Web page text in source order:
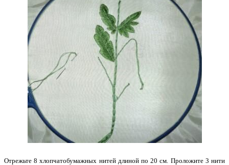
Отрежьте 8 хлопчатобумажных нитей длиной по 20 см. Проложите 3 нити